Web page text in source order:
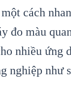
cách
đo màu
nhiều ứng
nghiệp như